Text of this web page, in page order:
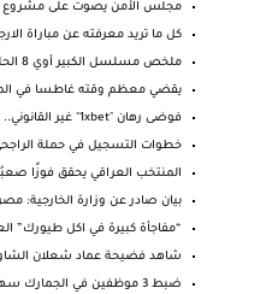
مجلس الأمن يصوت على مشروع
كل ما تريد معرفته عن مباراة
ملخص مسلسل الكبير أوي 8 الحلقة 11.. حزلقوم يخسر زج...
يقضي معظم وقته غاطسا في
فوضى رهان "1xbet" غير القانوني.. عملية نصب كبيرة ت...
خطوات التسجيل في حملة الراجحي للحج 1445
المنتخب العراقي يحقق فوزًا
بيان صادر عن وزارة الخارجية:
“مفاجأة كبيرة في اكل طيورك”
شاهد فضيحة عماد شعلان
ضبط 3 موظفين في الجمارك سهلوا دخول حقائب مخدرات في...